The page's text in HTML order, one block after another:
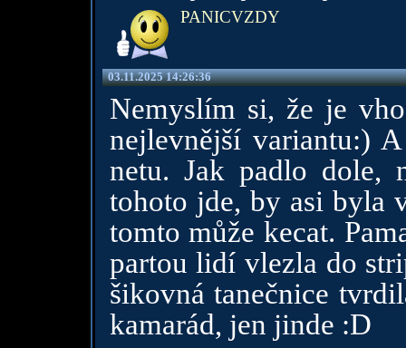
PANICVZDY
03.11.2025 14:26:36
Nemyslím si, že je
nejlevnější variantu:)
netu. Jak padlo dole,
tohoto jde, by asi byla
tomto může kecat.
partou lidí vlezla do
šikovná tanečnice
kamarád, jen jinde :D